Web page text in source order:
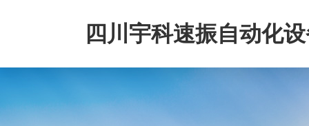
四川宇科速振自动化
公司